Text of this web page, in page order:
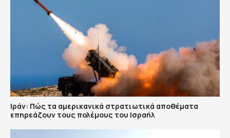
Ιράν: Πώς τα αμερικανικά στρατιωτικά αποθέματα
επηρεάζουν τους πολέμους του Ισραήλ